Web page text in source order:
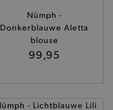
Nümph -
Donkerblauwe Aletta
blouse
99,95